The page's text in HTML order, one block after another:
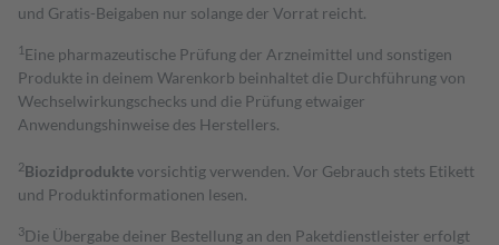
und Gratis-Beigaben nur solange der Vorrat reicht.
1 Eine pharmazeutische Prüfung der Arzneimittel und sonstigen
Produkte in deinem Warenkorb beinhaltet die Durchführung von
Wechselwirkungschecks und die Prüfung etwaiger
Anwendungshinweise des Herstellers.
2Biozidproduktevorsichtig verwenden. Vor Gebrauch stets Etikett
und Produktinformationen lesen.
3Die Übergabe deiner Bestellung an den Paketdienstleister erfolgt